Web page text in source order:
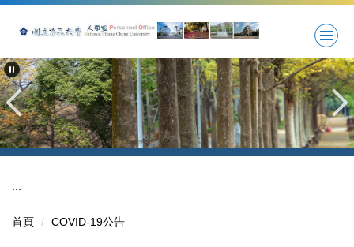
要
內
容
區
:::
首頁 COVID-19公告